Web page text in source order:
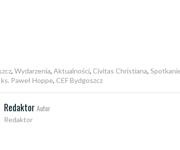
, Wydarzenia, Aktualności, Civitas Christiana,
ks. Paweł Hoppe, CEF Bydgoszcz
Redaktor Autor
Redaktor